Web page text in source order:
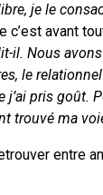
je le
c’est avant
il. Nous
le
pris goût.
trouvé ma
entre